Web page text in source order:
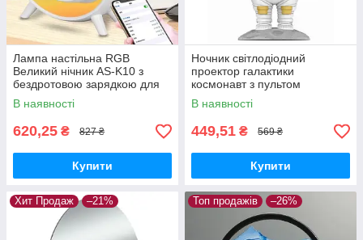
Лампа настільна RGB
Великий нічник AS-K10 з
бездротовою зарядкою для
телефону Bluetooth колонкою
В наявності
620,25 ₴ 827 ₴
Купити
Ночник світлодіодний
проектор галактики
космонавт з пультом
дистанційного керування і
таймером
В наявності
449,51 ₴ 569 ₴
Купити
Хит Продаж –21% Топ продажів –26%